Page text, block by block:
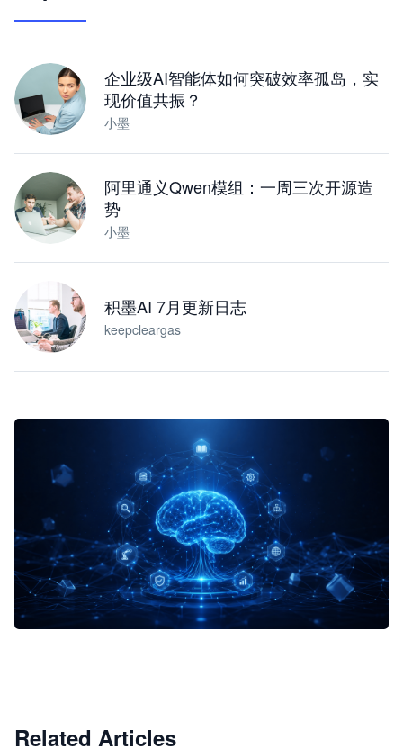
企业级AI智能体如何突破效率孤岛，实
现价值共振？
小墨
阿里通义Qwen模组：一周三次开源造
势
小墨
积墨AI 7月更新日志
keepcleargas
Related Articles